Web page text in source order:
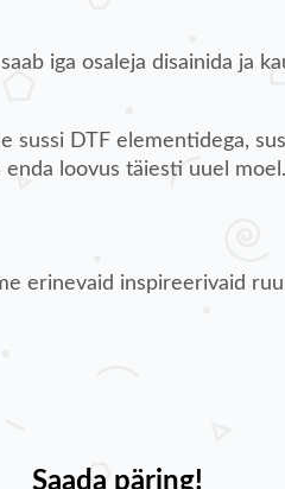
iga osaleja disainida ja
sussi DTF elementidega,
loovus täiesti uuel moel.
erinevaid inspireerivaid
Saada päring!